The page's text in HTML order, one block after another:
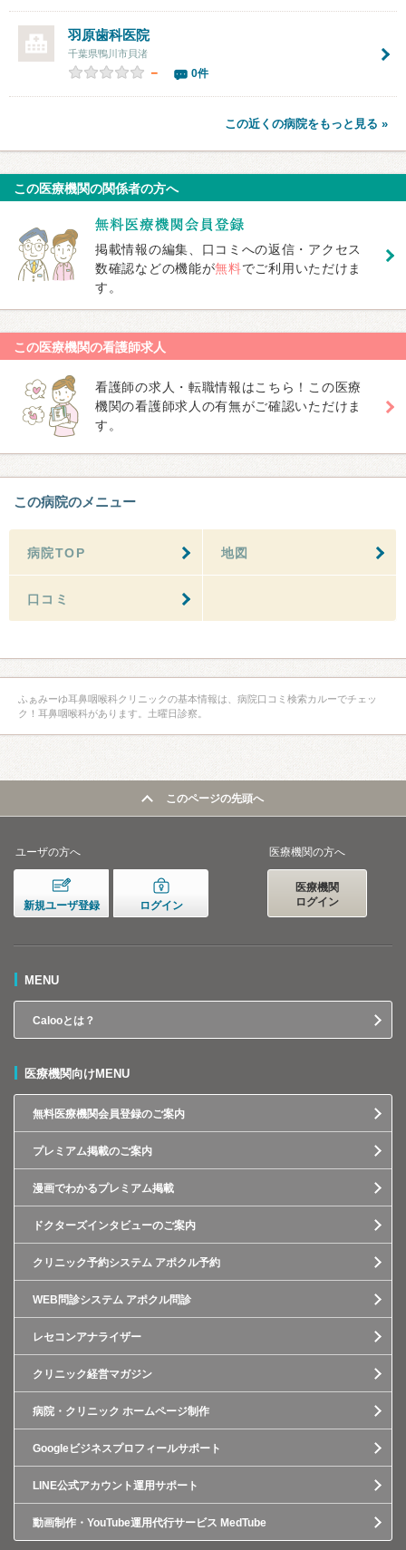
羽原歯科医院
千葉県鴨川市貝渚
－ 0件
この近くの病院をもっと見る »
この医療機関の関係者の方へ
掲載情報の編集、口コミへの返信・アクセス
数確認などの機能が無料でご利用いただけま
す。
この医療機関の看護師求人
看護師の求人・転職情報はこちら！この医療
機関の看護師求人の有無がご確認いただけま
す。
この病院のメニュー
病院TOP 地図
口コミ
ふぁみーゆ耳鼻咽喉科クリニックの基本情報は、病院口コミ検索カルーでチェッ
ク！耳鼻咽喉科があります。土曜日診察。
このページの先頭へ
ユーザの方へ
新規ユーザ登録 ログイン
医療機関の方へ
医療機関
ログイン
MENU
Calooとは？
医療機関向けMENU
無料医療機関会員登録のご案内
プレミアム掲載のご案内
漫画でわかるプレミアム掲載
ドクターズインタビューのご案内
クリニック予約システム アポクル予約
WEB問診システム アポクル問診
レセコンアナライザー
クリニック経営マガジン
病院・クリニック ホームページ制作
Googleビジネスプロフィールサポート
LINE公式アカウント運用サポート
動画制作・YouTube運用代行サービス MedTube